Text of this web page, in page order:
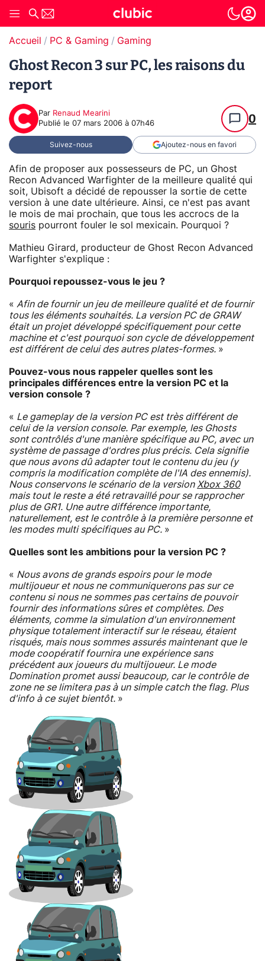
Accueil PC & Gaming Gaming
Ghost Recon 3 sur PC, les raisons du
report
Par Renaud Mearini
Publié le 07 mars 2006 à 07h46 0
Suivez-nous Ajoutez-nous en favori
Afin de proposer aux possesseurs de PC, un Ghost
Recon Advanced Warfighter de la meilleure qualité qui
soit, Ubisoft a décidé de repousser la sortie de cette
version à une date ultérieure. Ainsi, ce n'est pas avant
le mois de mai prochain, que tous les accrocs de la
souris pourront fouler le sol mexicain. Pourquoi ?
Mathieu Girard, producteur de Ghost Recon Advanced
Warfighter s'explique :
Pourquoi repoussez-vous le jeu ?
« Afin de fournir un jeu de meilleure qualité et de fournir
tous les éléments souhaités. La version PC de GRAW
était un projet développé spécifiquement pour cette
machine et c'est pourquoi son cycle de développement
est différent de celui des autres plates-formes. »
Pouvez-vous nous rappeler quelles sont les
principales différences entre la version PC et la
version console ?
« Le gameplay de la version PC est très différent de
celui de la version console. Par exemple, les Ghosts
sont contrôlés d'une manière spécifique au PC, avec un
système de passage d'ordres plus précis. Cela signifie
que nous avons dû adapter tout le contenu du jeu (y
compris la modification complète de l'IA des ennemis).
Nous conservons le scénario de la version Xbox 360
mais tout le reste a été retravaillé pour se rapprocher
plus de GR1. Une autre différence importante,
naturellement, est le contrôle à la première personne et
les modes multi spécifiques au PC. »
Quelles sont les ambitions pour la version PC ?
« Nous avons de grands espoirs pour le mode
multijoueur et nous ne communiquerons pas sur ce
contenu si nous ne sommes pas certains de pouvoir
fournir des informations sûres et complètes. Des
éléments, comme la simulation d'un environnement
physique totalement interactif sur le réseau, étaient
risqués, mais nous sommes assurés maintenant que le
mode coopératif fournira une expérience sans
précédent aux joueurs du multijoueur. Le mode
Domination promet aussi beaucoup, car le contrôle de
zone ne se limitera pas à un simple catch the flag. Plus
d'info à ce sujet bientôt. »